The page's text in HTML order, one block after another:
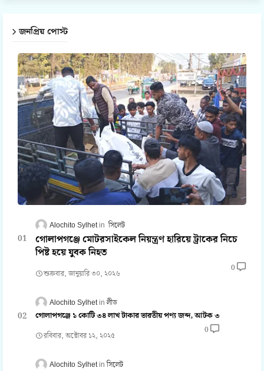
জনপ্রিয় পোস্ট
Alochito Sylhet সিলেট
গোলাপগঞ্জে মোটরসাইকেল নিয়ন্ত্রণ হারিয়ে ট্রাকের নিচে
পিষ্ট হয়ে যুবক নিহত
শুক্রবার, জানুয়ারি ৩০, ২০২৬
0
Alochito Sylhet লীড
গোলাপগঞ্জে ১ কোটি ৩৪ লাখ টাকার ভারতীয় পণ্য জব্দ, আটক ৩
রবিবার, অক্টোবর ১২, ২০২৫
0
Alochito Sylhet সিলেট